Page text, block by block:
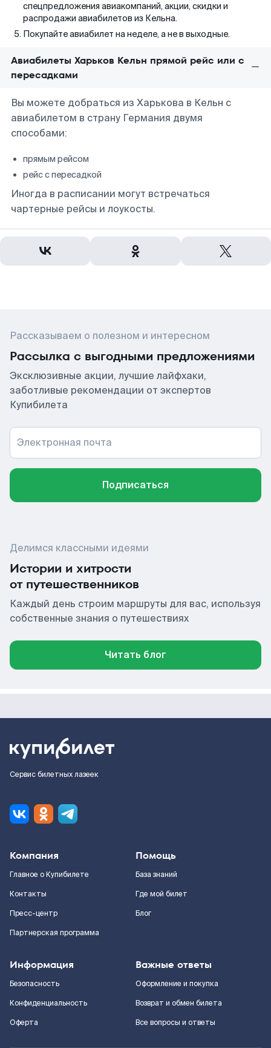
спецпредложения авиакомпаний, акции, скидки и
распродажи авиабилетов из Кельна.
Покупайте авиабилет на неделе, а не в выходные.
Авиабилеты Харьков Кельн прямой рейс или с
пересадками
Вы можете добраться из Харькова в Кельн с
авиабилетом в страну Германия двумя
способами:
прямым рейсом
рейс с пересадкой
Иногда в расписании могут встречаться
чартерные рейсы и лоукосты.
Рассказываем о полезном и интересном
Рассылка с выгодными предложениями
Эксклюзивные акции, лучшие лайфхаки,
заботливые рекомендации от экспертов
Купибилета
Электронная почта
Подписаться
Делимся классными идеями
Истории и хитрости
от путешественников
Каждый день строим маршруты для вас, используя
собственные знания о путешествиях
Читать блог
Сервис билетных лазеек
Компания
Главное о Купибилете
Контакты
Пресс-центр
Партнерская программа
Помощь
База знаний
Где мой билет
Блог
Информация
Безопасность
Конфиденциальность
Оферта
Важные ответы
Оформление и покупка
Возврат и обмен билета
Все вопросы и ответы